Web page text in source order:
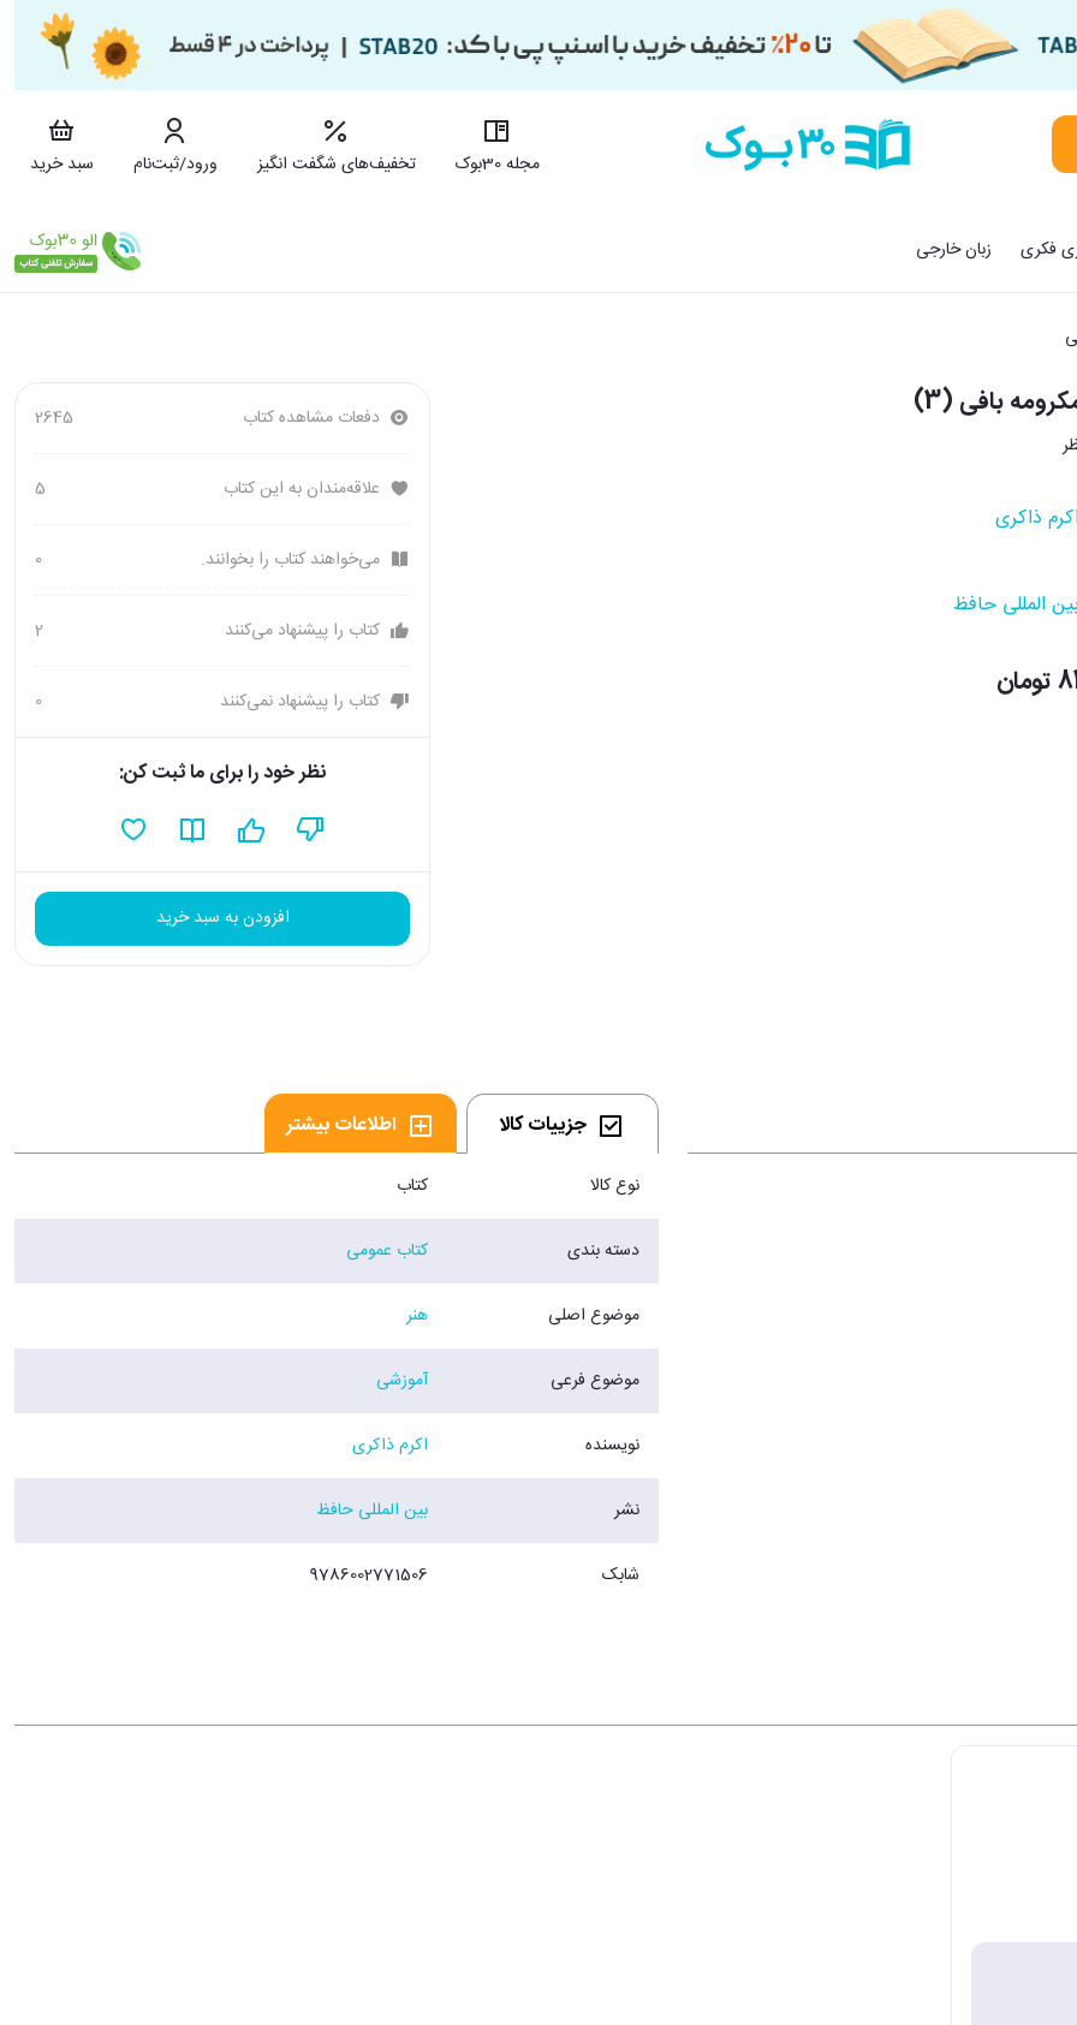
مجله 30بوک تخفیف‌های شگفت انگیز ورود/ثبت‌نام
سبد خرید
فکری زبان خارجی
بافی (3)
اکرم ذاکری
المللی حافظ
دفعات مشاهده کتاب 2645
علاقه‌مندان به این کتاب 5
می‌خواهند کتاب را بخوانند. 0
کتاب را پیشنهاد می‌کنند 2
کتاب را پیشنهاد نمی‌کنند 0
نظر خود را برای ما ثبت کن:
افزودن به سبد خرید
جزییات کالا اطلاعات بیشتر
نوع کالا کتاب
دسته بندی کتاب عمومی
موضوع اصلی هنر
موضوع فرعی آموزشی
نویسنده اکرم ذاکری
نشر بین المللی حافظ
شابک 9786002771506